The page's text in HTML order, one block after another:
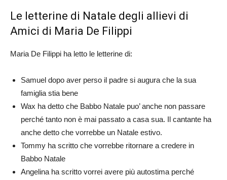
Le letterine di Natale degli allievi di
Amici di Maria De Filippi
Maria De Filippi ha letto le letterine di:
Samuel dopo aver perso il padre si augura che la sua
famiglia stia bene
Wax ha detto che Babbo Natale puo’ anche non passare
perché tanto non è mai passato a casa sua. Il cantante ha
anche detto che vorrebbe un Natale estivo.
Tommy ha scritto che vorrebbe ritornare a credere in
Babbo Natale
Angelina ha scritto vorrei avere più autostima perché